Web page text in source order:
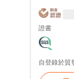
證書
自登錄於貿